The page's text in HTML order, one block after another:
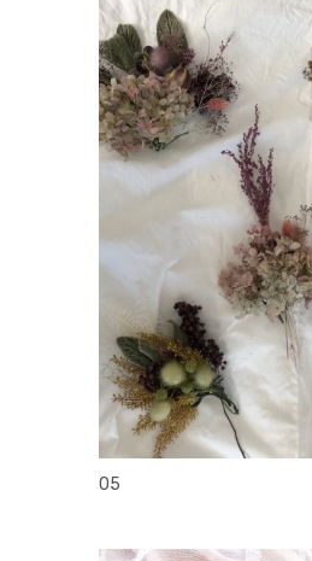
head accesory
05